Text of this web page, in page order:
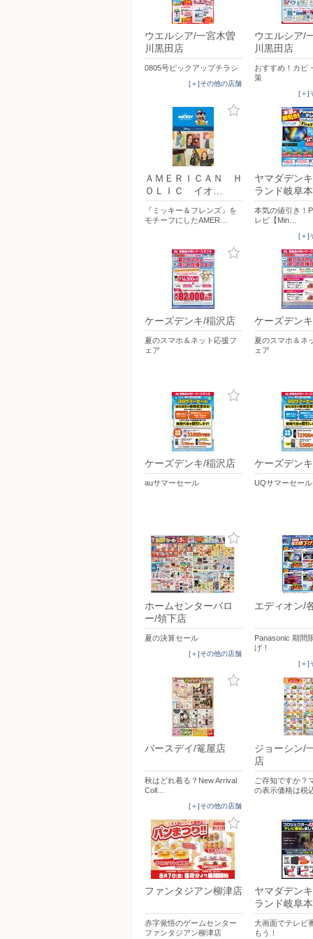
ウエルシア/一宮木曽
川黒田店
0805号ピックアップチラシ
[＋]その他の店舗
ウエルシア/
川黒田店
おすすめ！カビ
策
[＋]
ＡＭＥＲＩＣＡＮ Ｈ
ＯＬＩＣ イオ…
『ミッキー＆フレンズ』を
モチーフにしたAMER…
ヤマダデン
ランド岐阜
本気の値引き！
レビ【Min…
[＋]
ケーズデンキ/稲沢店
夏のスマホ＆ネット応援フ
ェア
ケーズデン
夏のスマホ＆ネ
ェア
ケーズデンキ/稲沢店
auサマーセール
ケーズデン
UQサマーセール
ホームセンターバロ
ー/領下店
夏の決算セール
[＋]その他の店舗
エディオン/
Panasonic 期間
げ！
[＋]
バースデイ/篭屋店
秋はどれ着る？New Arrival
Coll…
[＋]その他の店舗
ジョーシン/
店
ご存知ですか？
の表示価格は税
ファンタジアン柳津店
赤字覚悟のゲームセンター
ファンタジアン柳津店
ヤマダデン
ランド岐阜
大画面でテレビ
もう！